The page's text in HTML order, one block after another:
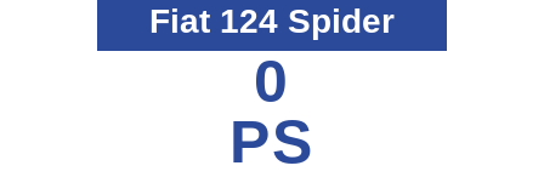
Fiat 124 Spider
0
PS